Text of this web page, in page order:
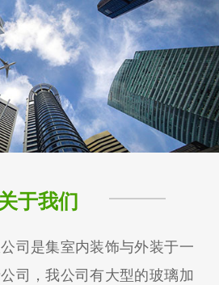
关于我们
司是集室内装饰与外装于一
司，我公司有大型的玻璃加